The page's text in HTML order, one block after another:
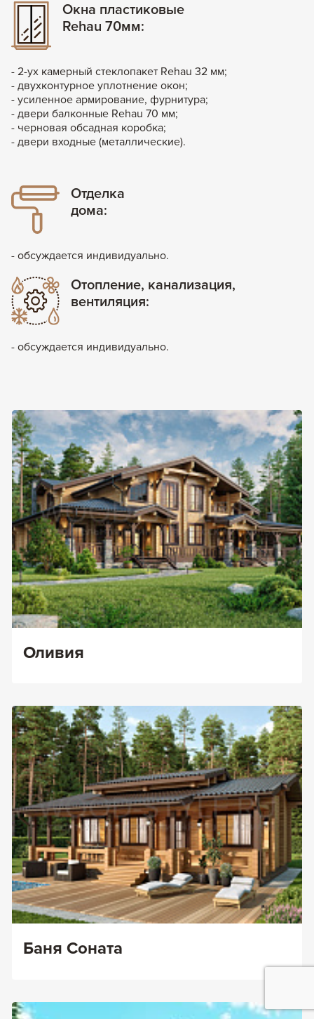
Окна пластиковые
Rehau 70мм:
- 2-ух камерный стеклопакет Rehau 32 мм;
- двухконтурное уплотнение окон;
- усиленное армирование, фурнитура;
- двери балконные Rehau 70 мм;
- черновая обсадная коробка;
- двери входные (металлические).
Отделка
дома:
- обсуждается индивидуально.
Отопление, канализация,
вентиляция:
- обсуждается индивидуально.
Оливия
Баня Соната